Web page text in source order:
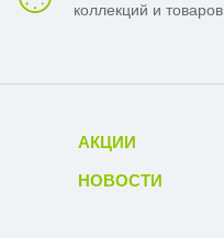
коллекций и товаров
АКЦИИ
НОВОСТИ